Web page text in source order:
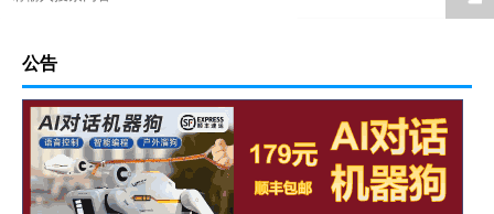
公告